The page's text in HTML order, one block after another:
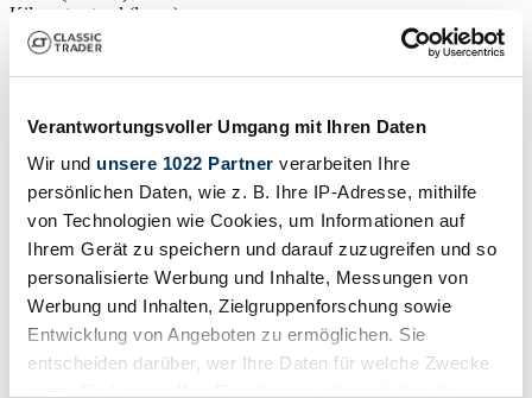
Verantwortungsvoller Umgang mit Ihren Daten
Wir und unsere 1022 Partner verarbeiten Ihre
persönlichen Daten, wie z. B. Ihre IP-Adresse, mithilfe
von Technologien wie Cookies, um Informationen auf
Ihrem Gerät zu speichern und darauf zuzugreifen und so
personalisierte Werbung und Inhalte, Messungen von
Werbung und Inhalten, Zielgruppenforschung sowie
Entwicklung von Angeboten zu ermöglichen. Sie
entscheiden darüber, wer Ihre Daten für welche Zwecke
Kilometerstand (lezen)
80.000 mi
Vermogen (kW/pk)
53 / 72
Particulier
Particulier
Deze advertentie is verlopen